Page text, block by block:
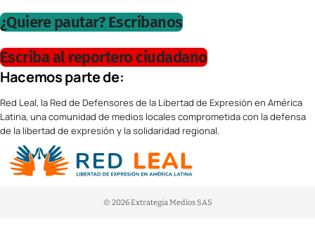
¿Quiere pautar? Escríbanos
Escriba al reportero ciudadano
Hacemos parte de:
Red Leal, la Red de Defensores de la Libertad de Expresión en América
Latina, una comunidad de medios locales comprometida con la defensa
de la libertad de expresión y la solidaridad regional.
© 2026 Extrategia Medios SAS